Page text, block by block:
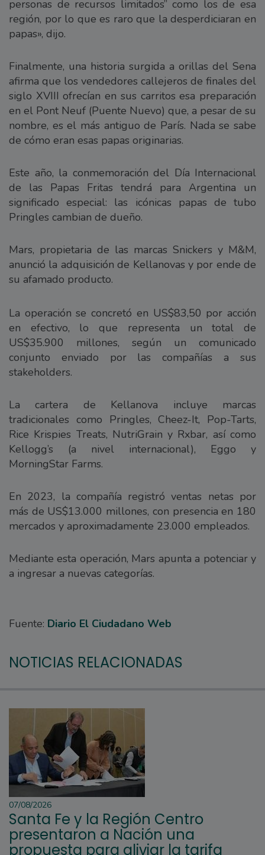
personas de recursos limitados” como los de esa
región, por lo que es raro que la desperdiciaran en
papas», dijo.
Finalmente, una historia surgida a orillas del Sena
afirma que los vendedores callejeros de finales del
siglo XVIII ofrecían en sus carritos esa preparación
en el Pont Neuf (Puente Nuevo) que, a pesar de su
nombre, es el más antiguo de París. Nada se sabe
de cómo eran esas papas originarias.
Este año, la conmemoración del Día Internacional
de las Papas Fritas tendrá para Argentina un
significado especial: las icónicas papas de tubo
Pringles cambian de dueño.
Mars, propietaria de las marcas Snickers y M&M,
anunció la adquisición de Kellanovas y por ende de
su afamado producto.
La operación se concretó en US$83,50 por acción
en efectivo, lo que representa un total de
US$35.900 millones, según un comunicado
conjunto enviado por las compañías a sus
stakeholders.
La cartera de Kellanova incluye marcas
tradicionales como Pringles, Cheez-It, Pop-Tarts,
Rice Krispies Treats, NutriGrain y Rxbar, así como
Kellogg’s (a nivel internacional), Eggo y
MorningStar Farms.
En 2023, la compañía registró ventas netas por
más de US$13.000 millones, con presencia en 180
mercados y aproximadamente 23.000 empleados.
Mediante esta operación, Mars apunta a potenciar y
a ingresar a nuevas categorías.
Fuente: Diario El Ciudadano Web
NOTICIAS RELACIONADAS
07/08/2026
Santa Fe y la Región Centro
presentaron a Nación una
propuesta para aliviar la tarifa